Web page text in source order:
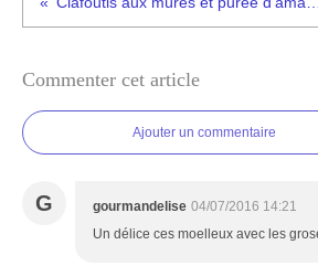
Commenter cet article
Ajouter un commentaire
G gourmandelise 04/07/2016 14:21
Un délice ces moelleux avec les